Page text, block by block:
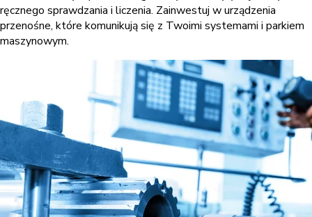
ręcznego sprawdzania i liczenia. Zainwestuj w urządzenia
przenośne, które komunikują się z Twoimi systemami i parkiem
maszynowym.